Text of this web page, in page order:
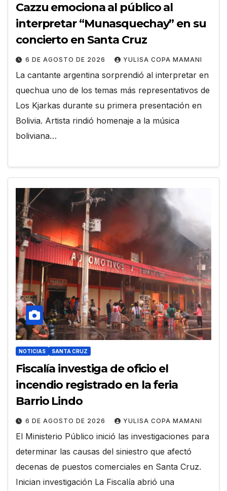
Cazzu emociona al público al
interpretar “Munasquechay” en su
concierto en Santa Cruz
6 DE AGOSTO DE 2026 YULISA COPA MAMANI
La cantante argentina sorprendió al interpretar en
quechua uno de los temas más representativos de
Los Kjarkas durante su primera presentación en
Bolivia. Artista rindió homenaje a la música
boliviana…
NOTICIAS SANTA CRUZ
Fiscalía investiga de oficio el
incendio registrado en la feria
Barrio Lindo
6 DE AGOSTO DE 2026 YULISA COPA MAMANI
El Ministerio Público inició las investigaciones para
determinar las causas del siniestro que afectó
decenas de puestos comerciales en Santa Cruz.
Inician investigación La Fiscalía abrió una